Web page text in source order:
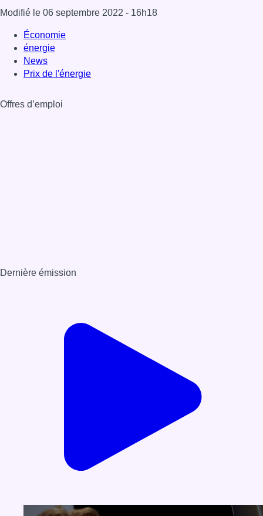
Modifié le 06 septembre 2022 - 16h18
Économie
énergie
News
Prix de l'énergie
Offres d’emploi
Dernière émission